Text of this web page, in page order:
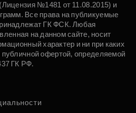
№1481 от 11.08.2015) и
Все права на публикуемые
ГК ФСК. Любая
на данном сайте, носит
характер и ни при каких
публичной офертой, определяемой
ГК РФ.